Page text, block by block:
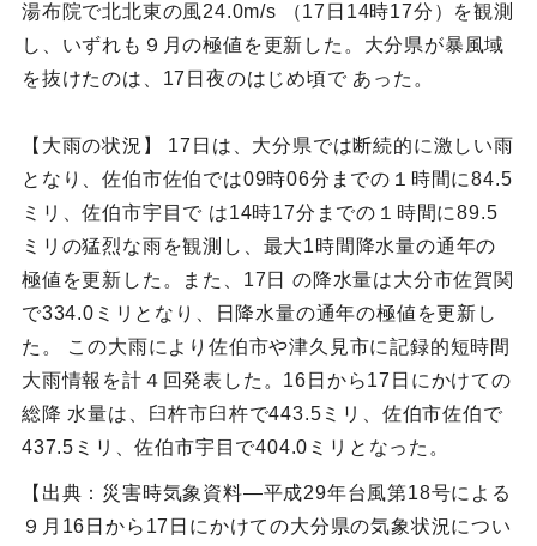
湯布院で北北東の風24.0m/s （17日14時17分）を観測
し、いずれも９月の極値を更新した。大分県が暴風域
を抜けたのは、17日夜のはじめ頃で あった。
【大雨の状況】 17日は、大分県では断続的に激しい雨
となり、佐伯市佐伯では09時06分までの１時間に84.5
ミリ、佐伯市宇目で は14時17分までの１時間に89.5
ミリの猛烈な雨を観測し、最大1時間降水量の通年の
極値を更新した。また、17日 の降水量は大分市佐賀関
で334.0ミリとなり、日降水量の通年の極値を更新し
た。 この大雨により佐伯市や津久見市に記録的短時間
大雨情報を計４回発表した。16日から17日にかけての
総降 水量は、臼杵市臼杵で443.5ミリ、佐伯市佐伯で
437.5ミリ、佐伯市宇目で404.0ミリとなった。
【出典：災害時気象資料―平成29年台風第18号による
９月16日から17日にかけての大分県の気象状況につい